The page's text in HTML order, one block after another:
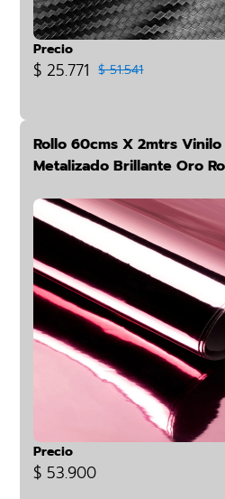
Precio
$ 25.771 $ 51.541
Rollo 60cms X 2mtrs
Metalizado Brillante Oro
Precio
$ 53.900